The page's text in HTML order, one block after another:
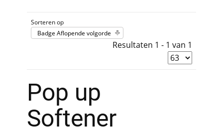
Sorteren op
Badge Aflopende volgorde
Resultaten 1 - 1 van 1
Pop up
Softener